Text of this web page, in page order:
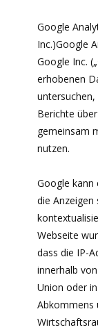
Google
Inc.)Google
Google Inc.
erhobenen
Berichte
gemeinsam
nutzen.
Google kann
die Anzeigen
Webseite
dass die IP-
innerhalb
Union oder
Abkommens